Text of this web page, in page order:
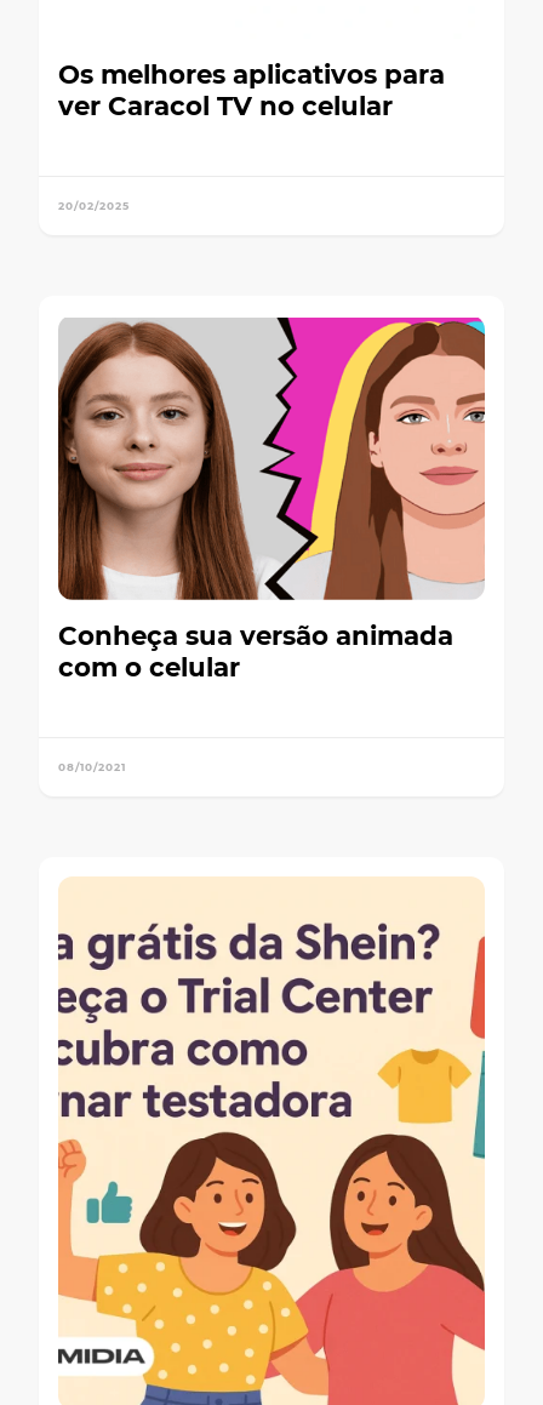
Os melhores aplicativos para
ver Caracol TV no celular
20/02/2025
Conheça sua versão animada
com o celular
08/10/2021